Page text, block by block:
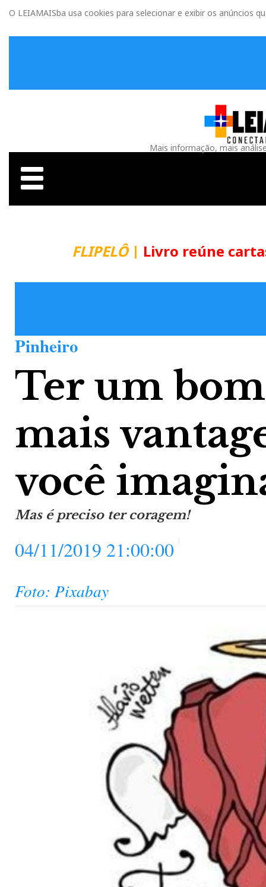
O LEIAMAISba usa cookies para selecionar e exibir os anúncios
Mais informação, mais
FLIPELÔ| Livro reúne
Pinheiro
Ter um
mais
você
Mas é preciso ter coragem!
04/11/2019 21:00:00
Foto: Pixabay